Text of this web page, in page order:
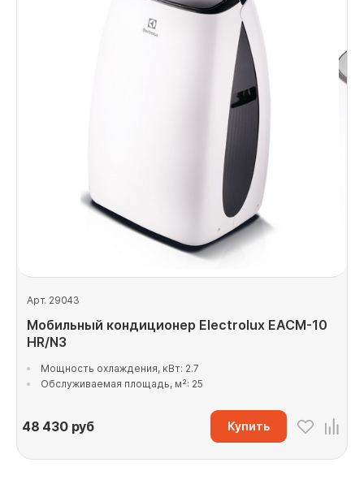
Арт. 29043
Мобильный кондиционер Electrolux EACM-10
HR/N3
Мощность охлаждения, кВт: 2.7
Обслуживаемая площадь, м²: 25
48 430руб Купить